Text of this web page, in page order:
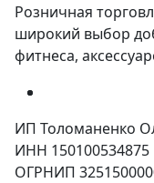
Розничная
широкий выбор
фитнеса,
ИП Толоманенко
ИНН 150100534875
ОГРНИП